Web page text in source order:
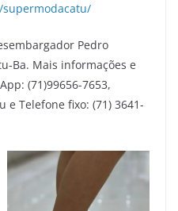
Pedro
Ba. Mais informações e
(71)99656-7653,
e Telefone fixo: (71) 3641-